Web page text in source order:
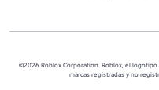
©2026 Roblox Corporation. Roblox, el
marcas registradas y no